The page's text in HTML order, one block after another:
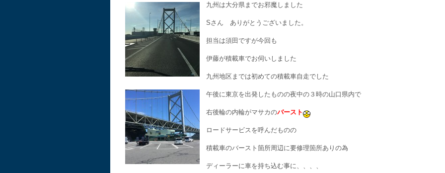
九州は大分県までお邪魔しました
Sさん ありがとうございました。
担当は須田ですが今回も
伊藤が積載車でお伺いしました
九州地区までは初めての積載車自走でした
午後に東京を出発したものの夜中の３時の山口県内で
右後輪の内輪がマサカのバースト
ロードサービスを呼んだものの
積載車のバースト箇所周辺に要修理箇所ありの為
ディーラーに車を持ち込む事に、、、、